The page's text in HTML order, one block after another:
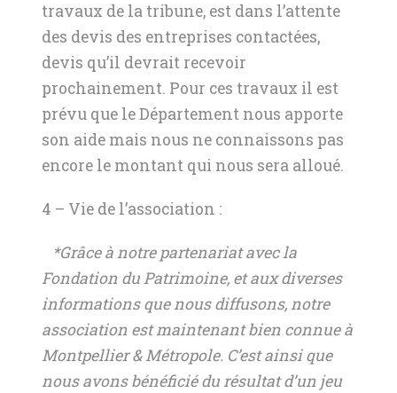
travaux de la tribune, est dans l’attente
des devis des entreprises contactées,
devis qu’il devrait recevoir
prochainement. Pour ces travaux il est
prévu que le Département nous apporte
son aide mais nous ne connaissons pas
encore le montant qui nous sera alloué.
4 – Vie de l’association :
*Grâce à notre partenariat avec la
Fondation du Patrimoine, et aux diverses
informations que nous diffusons, notre
association est maintenant bien connue à
Montpellier & Métropole. C’est ainsi que
nous avons bénéficié du résultat d’un jeu